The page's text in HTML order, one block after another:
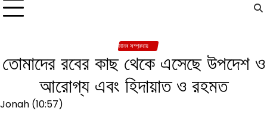
মানব সম্প্রদায়
তোমাদের রবের কাছ থেকে এসেছে উপদেশ ও
আরোগ্য এবং হিদায়াত ও রহমত
Jonah (10:57)